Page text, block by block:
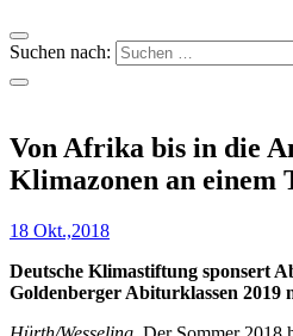
Suchen nach:
Von Afrika bis in die
Klimazonen an einem
18 Okt.,2018
Deutsche Klimastiftung sponsert
Goldenberger Abiturklassen 2019